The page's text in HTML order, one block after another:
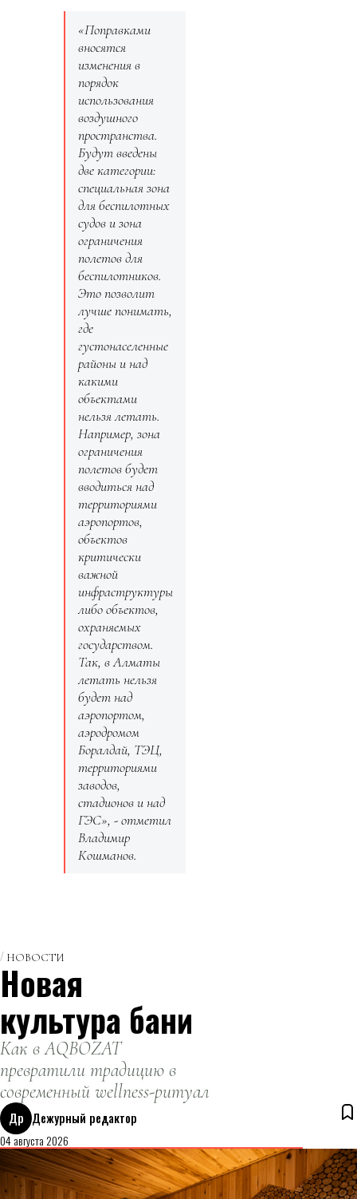
«Поправками
вносятся
изменения в
порядок
использования
воздушного
пространства.
Будут введены
две категории:
специальная зона
для беспилотных
судов и зона
ограничения
полетов для
беспилотников.
Это позволит
лучше понимать,
где
густонаселенные
районы и над
какими
объектами
нельзя летать.
Например, зона
ограничения
полетов будет
вводиться над
территориями
аэропортов,
объектов
критически
важной
инфраструктуры
либо объектов,
охраняемых
государством.
Так, в Алматы
летать нельзя
будет над
аэропортом,
аэродромом
Боралдай, ТЭЦ,
территориями
заводов,
стадионов и над
ГЭС», - отметил
Владимир
Кошманов.
НОВОСТИ
Новая
культура бани
Как в AQBOZAT
превратили традицию в
современный wellness-ритуал
Др Дежурный редактор
04 августа 2026